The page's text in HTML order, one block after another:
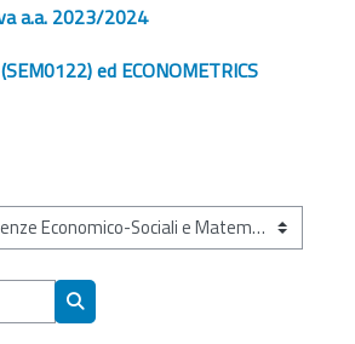
a.a. 2023/2024
ed ECONOMETRICS
Cerca corsi